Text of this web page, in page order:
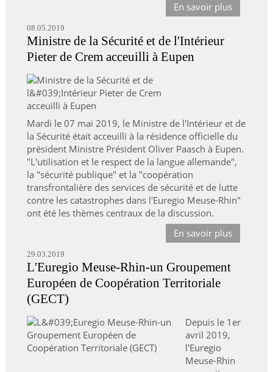
En savoir plus
08.05.2019
Ministre de la Sécurité et de l'Intérieur
Pieter de Crem acceuilli à Eupen
Mardi le 07 mai 2019, le Ministre de l'Intérieur et de
la Sécurité était acceuilli à la résidence officielle du
président Ministre Président Oliver Paasch à Eupen.
"L'utilisation et le respect de la langue allemande",
la "sécurité publique" et la "coopération
transfrontalière des services de sécurité et de lutte
contre les catastrophes dans l'Euregio Meuse-Rhin"
ont été les thèmes centraux de la discussion.
En savoir plus
29.03.2019
L'Euregio Meuse-Rhin-un Groupement
Européen de Coopération Territoriale
(GECT)
Depuis le 1er
avril 2019,
l'Euregio
Meuse-Rhin